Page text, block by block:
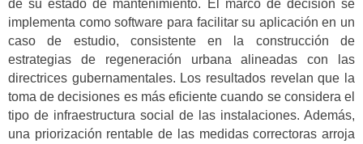
de su estado de mantenimiento. El marco de decisión se
implementa como software para facilitar su aplicación en un
caso de estudio, consistente en la construcción de
estrategias de regeneración urbana alineadas con las
directrices gubernamentales. Los resultados revelan que la
toma de decisiones es más eficiente cuando se considera el
tipo de infraestructura social de las instalaciones. Además,
una priorización rentable de las medidas correctoras arroja